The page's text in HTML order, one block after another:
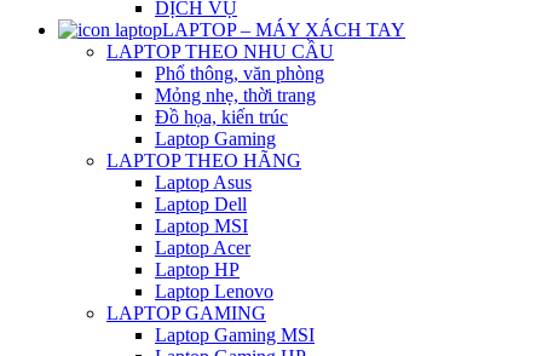
DỊCH VỤ
LAPTOP – MÁY XÁCH TAY
LAPTOP THEO NHU CẦU
Phổ thông, văn phòng
Mỏng nhẹ, thời trang
Đồ họa, kiến trúc
Laptop Gaming
LAPTOP THEO HÃNG
Laptop Asus
Laptop Dell
Laptop MSI
Laptop Acer
Laptop HP
Laptop Lenovo
LAPTOP GAMING
Laptop Gaming MSI